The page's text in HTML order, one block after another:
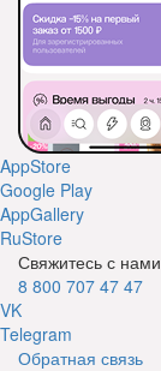
AppStore
Google Play
AppGallery
RuStore
Свяжитесь с нами
8 800 707 47 47
VK
Telegram
Обратная связь